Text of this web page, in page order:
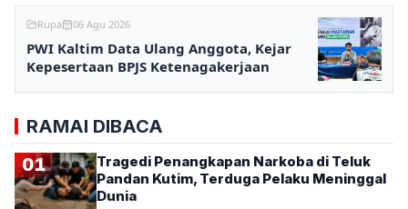
Rupa 06 Agu 2026
PWI Kaltim Data Ulang Anggota, Kejar
Kepesertaan BPJS Ketenagakerjaan
RAMAI DIBACA
01
Tragedi Penangkapan Narkoba di Teluk
Pandan Kutim, Terduga Pelaku Meninggal
Dunia